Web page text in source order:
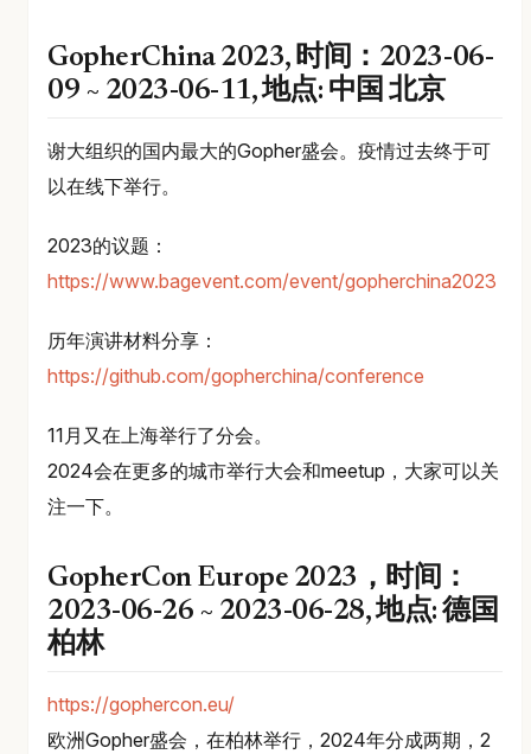
GopherChina 2023, 时间：2023-06-
09 ~ 2023-06-11, 地点: 中国 北京
谢大组织的国内最大的Gopher盛会。疫情过去终于可
以在线下举行。
2023的议题：
https://www.bagevent.com/event/gopherchina2023
历年演讲材料分享：
https://github.com/gopherchina/conference
11月又在上海举行了分会。
2024会在更多的城市举行大会和meetup，大家可以关
注一下。
GopherCon Europe 2023，时间：
2023-06-26 ~ 2023-06-28, 地点: 德国
柏林
https://gophercon.eu/
欧洲Gopher盛会，在柏林举行，2024年分成两期，2